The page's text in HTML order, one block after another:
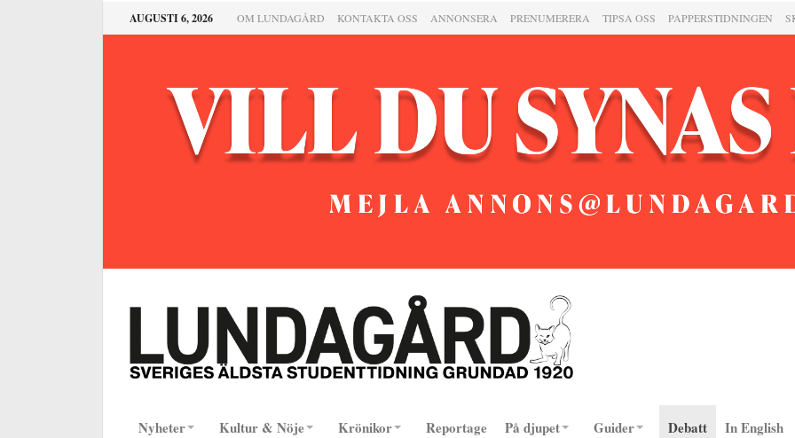
AUGUSTI 6, 2026 OM LUNDAGÅRD KONTAKTA OSS ANNONSERA PRENUMERERA TIPSA OSS PAPPERSTIDNINGEN
Nyheter Kultur & Nöje Krönikor Reportage På djupet Guider Debatt In English